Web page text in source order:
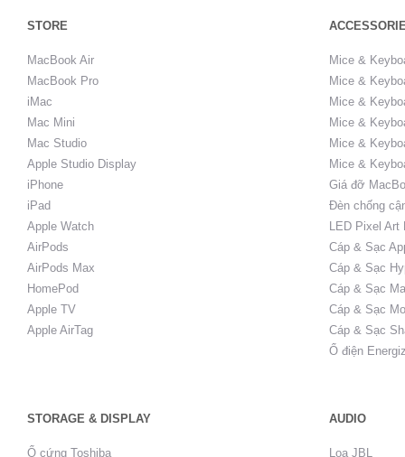
STORE
MacBook Air
MacBook Pro
iMac
Mac Mini
Mac Studio
Apple Studio Display
iPhone
iPad
Apple Watch
AirPods
AirPods Max
HomePod
Apple TV
Apple AirTag
Mice &
Mice &
Mice &
Mice &
Mice &
Mice &
Giá đỡ
Đèn chống
LED Pixel Art
Cáp & Sạc
Cáp & Sạc
Cáp & Sạc
Cáp & Sạc
Cáp & Sạc
Ổ điện
STORAGE & DISPLAY AUDIO
Ổ cứng Toshiba
Loa JBL